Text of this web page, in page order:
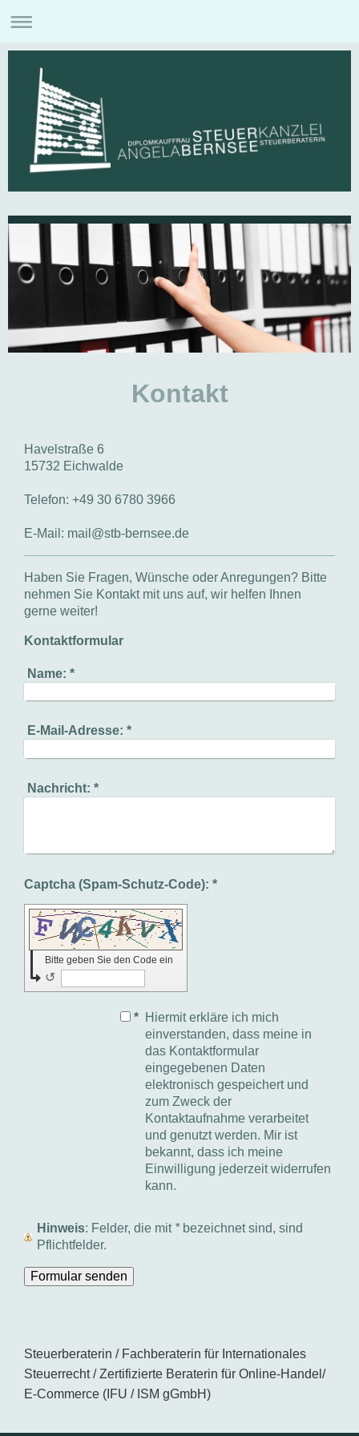
Kontakt
Havelstraße 6
15732 Eichwalde
Telefon: +49 30 6780 3966
E-Mail: mail@stb-bernsee.de
Haben Sie Fragen, Wünsche oder Anregungen? Bitte
nehmen Sie Kontakt mit uns auf, wir helfen Ihnen
gerne weiter!
Kontaktformular
Name: *
E-Mail-Adresse: *
Nachricht: *
Captcha (Spam-Schutz-Code): *
Bitte geben Sie den Code ein
↺
* Hiermit erkläre ich mich
einverstanden, dass meine in
das Kontaktformular
eingegebenen Daten
elektronisch gespeichert und
zum Zweck der
Kontaktaufnahme verarbeitet
und genutzt werden. Mir ist
bekannt, dass ich meine
Einwilligung jederzeit widerrufen
kann.
Hinweis : Felder, die mit *bezeichnet sind, sind
Pflichtfelder.
Steuerberaterin / Fachberaterin für Internationales
Steuerrecht / Zertifizierte Beraterin für Online-Handel/
E-Commerce (IFU / ISM gGmbH)